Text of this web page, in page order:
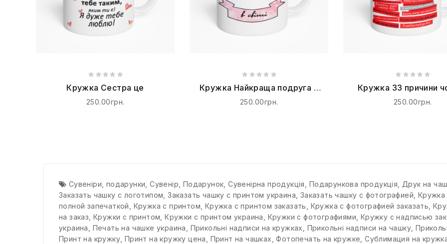
Кружка Сестра це
250.00грн.
Кружка Найкраща подруга в
світі
250.00грн.
Кружка 33 причини
тебе кохаю
250.00грн.
Сувеніри подарунки ,Сувенір Подарунок ,Сувенірна продукція Подарункова продукція
Друк на
Заказать чашку с логотипом ,Заказать чашку с принтом украина Заказать чашку с фотографией Кружка
полной запечаткой
Кружка с принтом Кружка с принтом заказать Кружка с фотографией заказать ,
на заказ ,Кружки с принтом ,Кружки с принтом украина Кружки с фотографиями Кружку с надписью
украина
Печать на чашке украина Прикольні надписи на кружках Прикольні надписи на чашку
Принт на кружку Принт на кружку цена Принт на чашках ,Фотопечать на кружке ,Сублимация на